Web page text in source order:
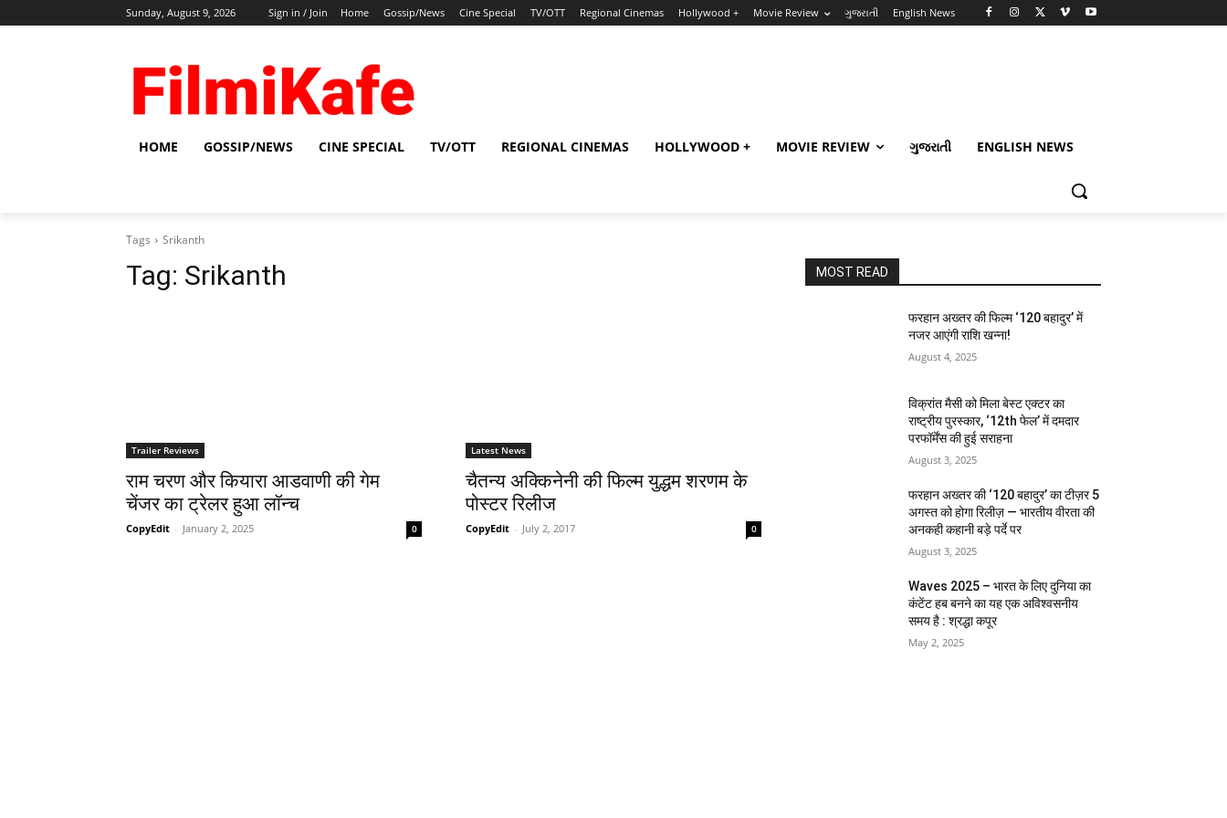
Sunday, August 9, 2026 Sign in / Join Home Gossip/News Cine Special TV/OTT Regional Cinemas Hollywood + Movie Review ગુજરાતી English News
HOME GOSSIP/NEWS CINE SPECIAL TV/OTT REGIONAL CINEMAS HOLLYWOOD + MOVIE REVIEW ગુજરાતી ENGLISH NEWS
Tags Srikanth
Tag: Srikanth
Trailer Reviews
राम चरण और कियारा आडवाणी की गेम
चेंजर का ट्रेलर हुआ लॉन्च
CopyEdit - January 2, 2025 0
Latest News
चैतन्‍य अक्‍किनेनी की फिल्‍म युद्धम शरणम के
पोस्‍टर रिलीज
CopyEdit - July 2, 2017 0
MOST READ
फरहान अख्तर की फिल्म ‘120 बहादुर’ में
नजर आएंगी राशि खन्ना!
August 4, 2025
विक्रांत मैसी को मिला बेस्ट एक्टर का
राष्ट्रीय पुरस्कार, ‘12th फेल’ में दमदार
परफॉर्मेंस की हुई सराहना
August 3, 2025
फरहान अख्तर की ‘120 बहादुर’ का टीज़र 5
अगस्त को होगा रिलीज़ — भारतीय वीरता की
अनकही कहानी बड़े पर्दे पर
August 3, 2025
Waves 2025 – भारत के लिए दुनिया का
कंटेंट हब बनने का यह एक अविश्वसनीय
समय है : श्रद्धा कपूर
May 2, 2025